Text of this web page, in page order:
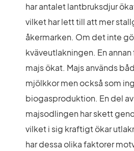
har antalet lantbruksdjur
vilket har lett till att mer
åkermarken. Om det inte
kväveutlakningen. En
majs ökat. Majs används
mjölkkor men också som
biogasproduktion. En del
majsodlingen har skett
vilket i sig kraftigt ökar
har dessa olika faktorer